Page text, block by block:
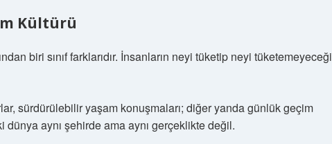
Kültürü
biri sınıf farklarıdır. İnsanların neyi tüketip neyi tüketemeyeceği
sürdürülebilir yaşam konuşmaları; diğer yanda günlük geçim
aynı şehirde ama aynı gerçeklikte değil.